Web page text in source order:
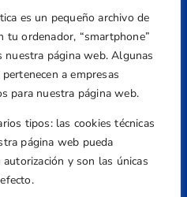
es un pequeño archivo de
tu ordenador, “smartphone”
nuestra página web. Algunas
a empresas
para nuestra página web.
tipos: las cookies técnicas
página web pueda
y son las únicas
Carrer d'Isaac Peral i
2 y 3, 46980,
367 799